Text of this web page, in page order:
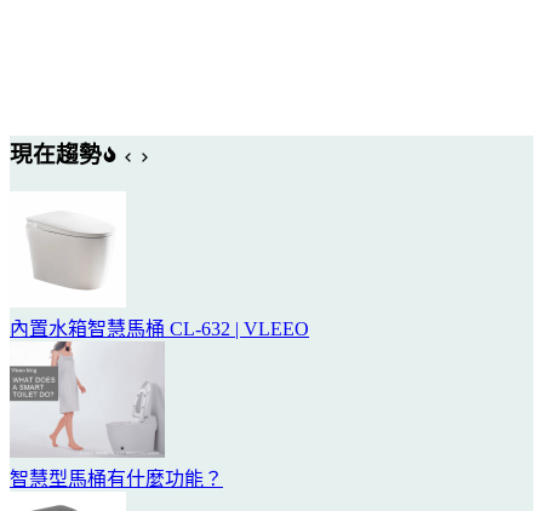
現在趨勢
內置水箱智慧馬桶 CL-632 | VLEEO
智慧型馬桶有什麼功能？